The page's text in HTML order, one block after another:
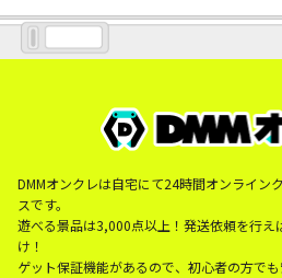
DMMオンクレは自宅にて24時間オンライン
スです。
遊べる景品は3,000点以上！発送依頼を行え
け！
ゲット保証機能があるので、初心者の方でも